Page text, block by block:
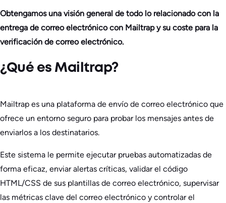
Obtengamos una visión general de todo lo relacionado con la
entrega de correo electrónico con Mailtrap y su coste para la
verificación de correo electrónico.
¿Qué es Mailtrap?
Mailtrap es una plataforma de envío de correo electrónico que
ofrece un entorno seguro para probar los mensajes antes de
enviarlos a los destinatarios.
Este sistema le permite ejecutar pruebas automatizadas de
forma eficaz, enviar alertas críticas, validar el código
HTML/CSS de sus plantillas de correo electrónico, supervisar
las métricas clave del correo electrónico y controlar el